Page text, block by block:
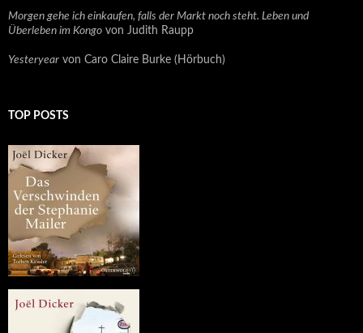
Morgen gehe ich einkaufen, falls der Markt noch steht. Leben und
Überleben im Kongo von Judith Raupp
Yesteryear von Caro Claire Burke (Hörbuch)
TOP POSTS